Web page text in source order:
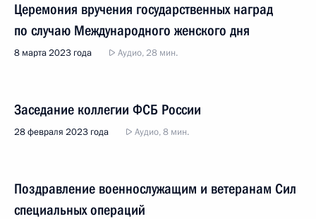
Церемония вручения государственных наград
по случаю Международного женского дня
8 марта 2023 года Аудио, 28 мин.
Заседание коллегии ФСБ России
28 февраля 2023 года Аудио, 8 мин.
Поздравление военнослужащим и ветеранам Сил
специальных операций